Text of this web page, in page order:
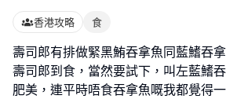
香港攻略 食
壽司郎有排做緊黑鮪吞拿魚同藍鰭吞
壽司郎到食，當然要試下，叫左藍鰭
肥美，連平時唔食吞拿魚嘅我都覺得